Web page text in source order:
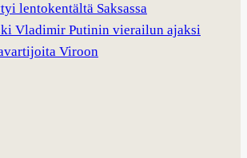
lentokentältä Saksassa
Vladimir Putinin vierailun ajaksi
Viroon